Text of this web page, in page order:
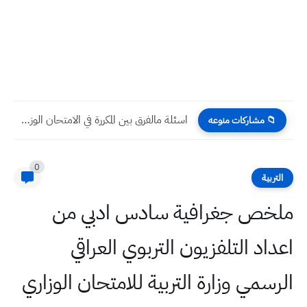
📁 مشاركات منوعه اسئلة مالفرق بين المكررة في الامتحان الوزاري العلوم للصف السادس...
التربية
0
ملخص جغرافية سادس ادبي من
اعداد التلفزيون التربوي العراقي
الرسمي وزارة التربية للامتحان الوزاري